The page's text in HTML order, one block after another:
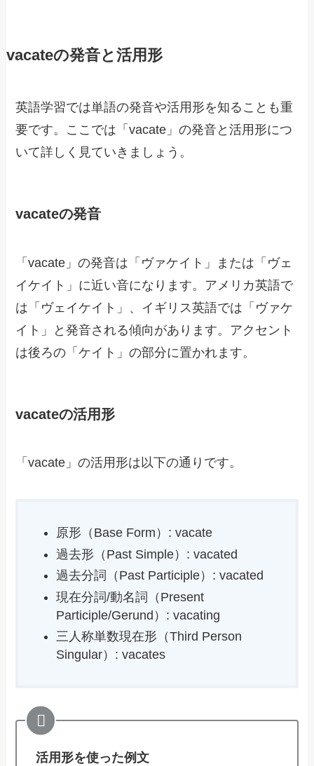
vacateの発音と活用形
英語学習では単語の発音や活用形を知ることも重
要です。ここでは「vacate」の発音と活用形につ
いて詳しく見ていきましょう。
vacateの発音
「vacate」の発音は「ヴァケイト」または「ヴェ
イケイト」に近い音になります。アメリカ英語で
は「ヴェイケイト」、イギリス英語では「ヴァケ
イト」と発音される傾向があります。アクセント
は後ろの「ケイト」の部分に置かれます。
vacateの活用形
「vacate」の活用形は以下の通りです。
原形（Base Form）: vacate
過去形（Past Simple）: vacated
過去分詞（Past Participle）: vacated
現在分詞/動名詞（Present
Participle/Gerund）: vacating
三人称単数現在形（Third Person
Singular）: vacates
活用形を使った例文